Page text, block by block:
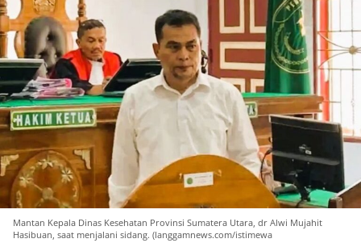
Mantan Kepala Dinas Kesehatan Provinsi Sumatera Utara, dr Alwi Mujahit
Hasibuan, saat menjalani sidang. (langgamnews.com/istimewa